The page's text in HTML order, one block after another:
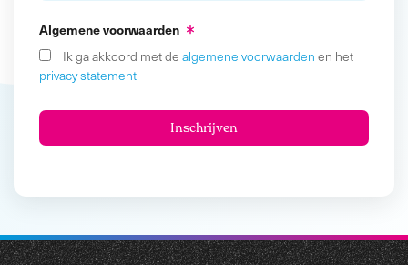
Algemene voorwaarden
Ik ga akkoord met de algemene voorwaarden en het
privacy statement